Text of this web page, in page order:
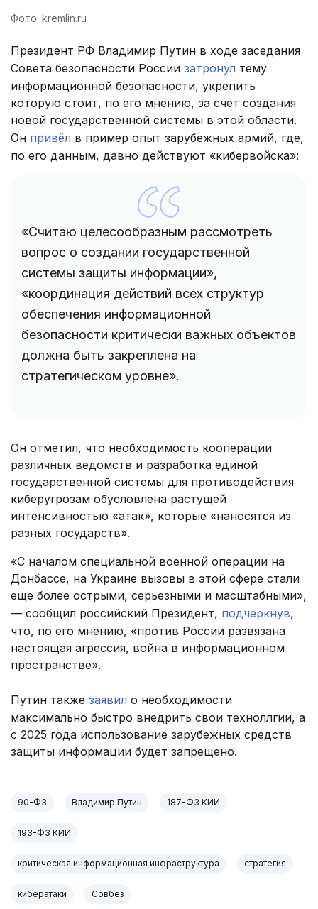
Фото: kremlin.ru
Президент РФ Владимир Путин в ходе заседания
Совета безопасности России затронул тему
информационной безопасности, укрепить
которую стоит, по его мнению, за счет создания
новой государственной системы в этой области.
Он привёл в пример опыт зарубежных армий, где,
по его данным, давно действуют «кибервойска»:
«Считаю целесообразным рассмотреть
вопрос о создании государственной
системы защиты информации»,
«координация действий всех структур
обеспечения информационной
безопасности критически важных объектов
должна быть закреплена на
стратегическом уровне».
Он отметил, что необходимость кооперации
различных ведомств и разработка единой
государственной системы для противодействия
киберугрозам обусловлена растущей
интенсивностью «атак», которые «наносятся из
разных государств».
«С началом специальной военной операции на
Донбассе, на Украине вызовы в этой сфере стали
еще более острыми, серьезными и масштабными»,
— сообщил российский Президент, подчеркнув,
что, по его мнению, «против России развязана
настоящая агрессия, война в информационном
пространстве».
Путин также заявил о необходимости
максимально быстро внедрить свои техноллгии, а
с 2025 года использование зарубежных средств
защиты информации будет запрещено.
90-ФЗ Владимир Путин 187-ФЗ КИИ
193-ФЗ КИИ
критическая информационная инфраструктура стратегия
кибератаки Совбез